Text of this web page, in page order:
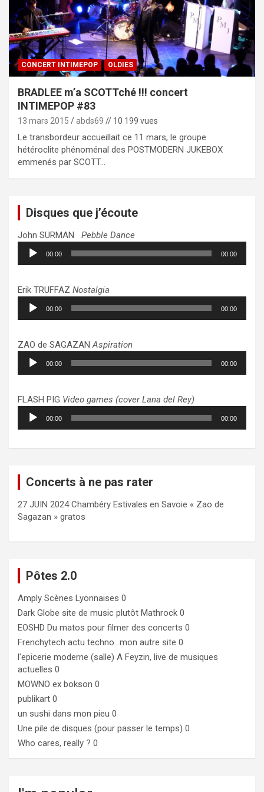
CONCERT INTIMEPOP OLDIES
BRADLEE m’a SCOTTché !!! concert
INTIMEPOP #83
13 mars 2015 abds69 // 10 199 vues
Le transbordeur accueillait ce 11 mars, le groupe
hétéroclite phénoménal des POSTMODERN JUKEBOX
emmenés par SCOTT…
Disques que j’écoute
John SURMAN Pebble Dance
Lecteur
audio
00:00 00:00
Erik TRUFFAZ Nostalgia
Lecteur
audio
00:00 00:00
ZAO de SAGAZANAspiration
Lecteur
audio
00:00 00:00
FLASH PIG Video games (cover Lana del Rey)
Lecteur
audio
00:00 00:00
Concerts à ne pas rater
27 JUIN 2024 Chambéry Estivales en Savoie « Zao de
Sagazan » gratos
Pôtes 2.0
Amply Scènes Lyonnaises 0
Dark Globe site de music plutôt Mathrock 0
EOSHD Du matos pour filmer des concerts 0
Frenchytech actu techno…mon autre site 0
l'epicerie moderne (salle) A Feyzin, live de musiques
actuelles 0
MOWNO ex bokson 0
publikart 0
un sushi dans mon pieu 0
Une pile de disques (pour passer le temps) 0
Who cares, really ? 0